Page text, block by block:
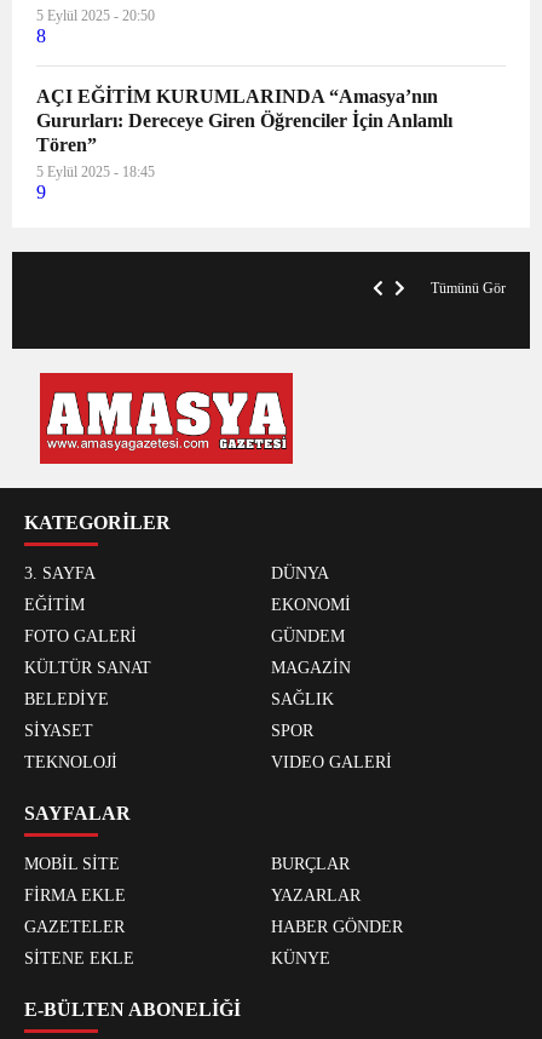
5 Eylül 2025 - 20:50
8
AÇI EĞİTİM KURUMLARINDA “Amasya’nın
Gururları: Dereceye Giren Öğrenciler İçin Anlamlı
Tören”
5 Eylül 2025 - 18:45
9
Tümünü Gör
KATEGORİLER
3. SAYFA
DÜNYA
EĞİTİM
EKONOMİ
FOTO GALERİ
GÜNDEM
KÜLTÜR SANAT
MAGAZİN
BELEDİYE
SAĞLIK
SİYASET
SPOR
TEKNOLOJİ
VIDEO GALERİ
SAYFALAR
MOBİL SİTE
BURÇLAR
FİRMA EKLE
YAZARLAR
GAZETELER
HABER GÖNDER
SİTENE EKLE
KÜNYE
E-BÜLTEN ABONELİĞİ